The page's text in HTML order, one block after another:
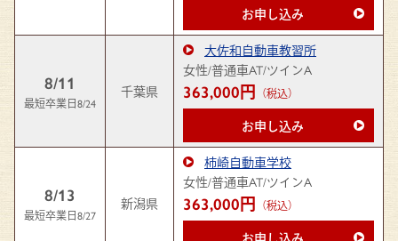
お申し込み
8/11
最短卒業日8/24
千葉県
大佐和自動車教習所
女性/普通車AT/ツインA
363,000円 （税込）
お申し込み
8/13
最短卒業日8/27
新潟県
柿崎自動車学校
女性/普通車AT/ツインA
363,000円 （税込）
お申し込み